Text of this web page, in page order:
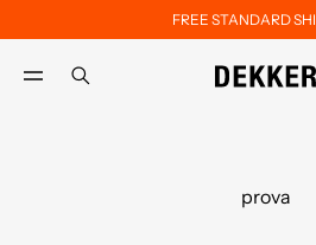
FREE STANDARD
prova